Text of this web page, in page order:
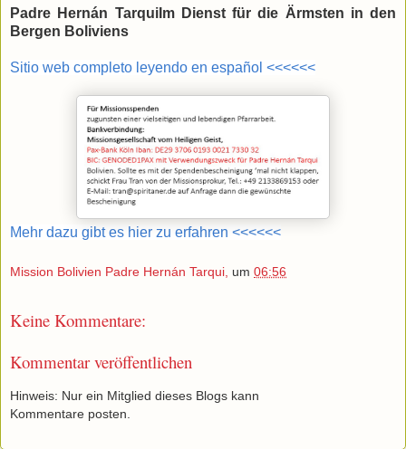
Padre Hernán TarquiIm Dienst für die Ärmsten in den
Bergen Boliviens
Sitio web completo leyendo en español <<<<<<
Mehr dazu gibt es hier zu erfahren <<<<<<
Mission Bolivien Padre Hernán Tarqui, um 06:56
Keine Kommentare:
Kommentar veröffentlichen
Hinweis: Nur ein Mitglied dieses Blogs kann
Kommentare posten.